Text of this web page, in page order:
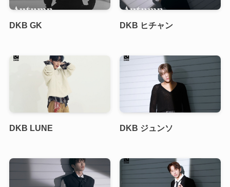
DKB GK DKB ヒチャン
DKB LUNE DKB ジュンソ